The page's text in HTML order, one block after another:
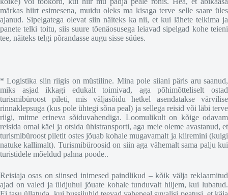
märkas hiirt esimesena, muidu oleks ma kisaga terve selle saare üles
ajanud. Sipelgatega olevat siin näiteks ka nii, et kui lähete telkima ja
panete telki toitu, siis suure tõenäosusega leiavad sipelgad kohe teieni
tee, näiteks telgi põrandasse augu sisse süües.
* Logistika siin riigis on müstiline. Mina pole siiani päris aru saanud,
miks asjad ikkagi edukalt toimivad, aga põhimõtteliselt ostad
turismibüroost pileti, mis väljasõidu hetkel asendatakse värvilise
rinnaklepsuga (kus pole ühtegi sõna peal) ja sellega reisid või läbi terve
riigi, mitme erineva sõiduvahendiga. Loomulikult on kõige odavam
reisida omal käel ja otsida ühistransporti, aga meie oleme avastanud, et
turismibüroost piletit ostes jõuab kohale mugavamalt ja kiiremini (kuigi
natuke kallimalt). Turismibüroosid on siin aga vähemalt sama palju kui
turistidele mõeldud pahna poode..
Reisiaja osas on siinsed inimesed paindlikud – kõik välja reklaamitud
ajad on valed ja üldjuhul jõuate kohale tunduvalt hiljem, kui lubatud.